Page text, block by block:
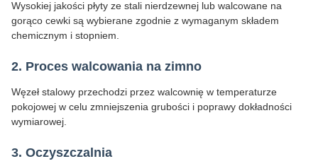
Wysokiej jakości płyty ze stali nierdzewnej lub walcowane na
gorąco cewki są wybierane zgodnie z wymaganym składem
chemicznym i stopniem.
2. Proces walcowania na zimno
Węzeł stalowy przechodzi przez walcownię w temperaturze
pokojowej w celu zmniejszenia grubości i poprawy dokładności
wymiarowej.
3. Oczyszczalnia